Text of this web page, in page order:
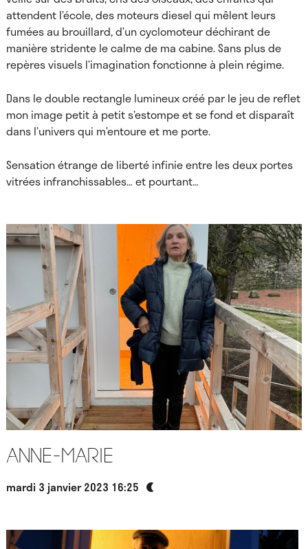
attendent l’école, des moteurs diesel qui mêlent leurs
fumées au brouillard, d’un cyclomoteur déchirant de
manière stridente le calme de ma cabine. Sans plus de
repères visuels l’imagination fonctionne à plein régime.
Dans le double rectangle lumineux créé par le jeu de reflet
mon image petit à petit s’estompe et se fond et disparaît
dans l’univers qui m’entoure et me porte.
Sensation étrange de liberté infinie entre les deux portes
vitrées infranchissables… et pourtant…
Anne-Marie
mardi 3 janvier 2023 16:25